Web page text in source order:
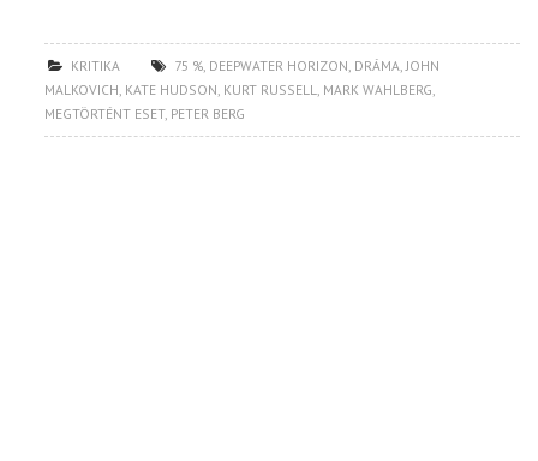
KRITIKA 75 %, DEEPWATER HORIZON, DRÁMA,JOHN
MALKOVICH, KATE HUDSON, KURT RUSSELL, MARK WAHLBERG,
MEGTÖRTÉNT ESET, PETER BERG